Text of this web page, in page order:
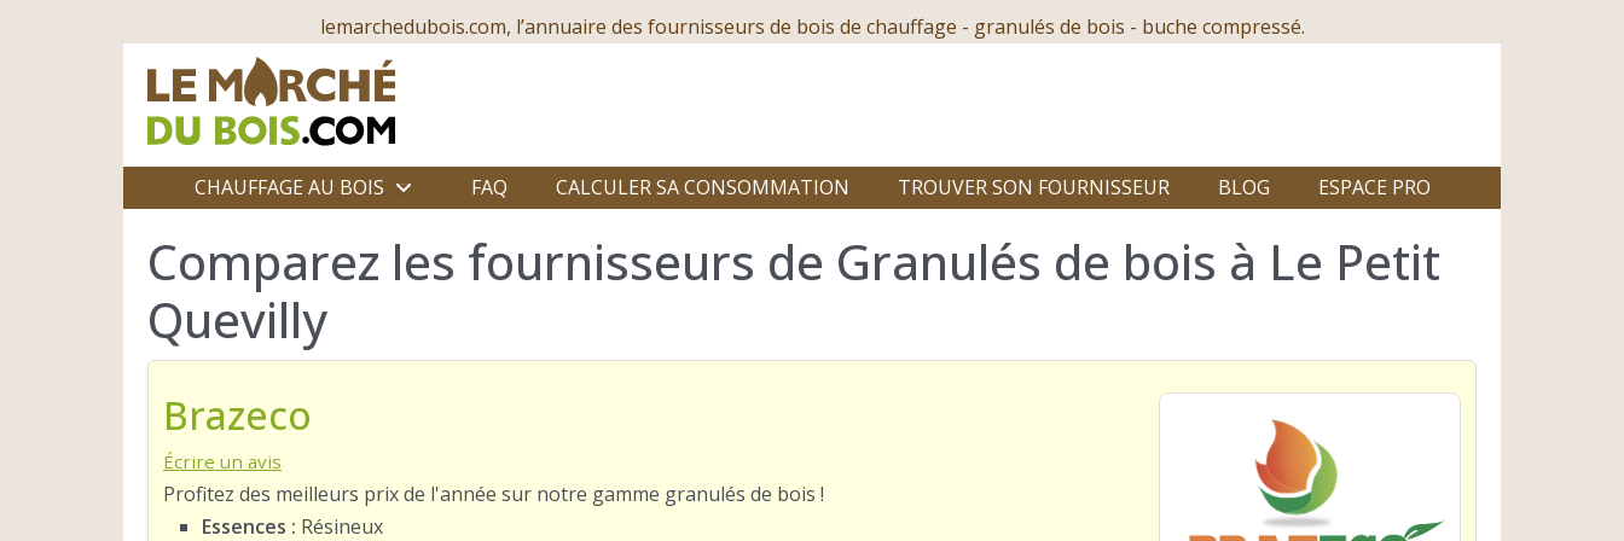
lemarchedubois.com, l’annuaire des fournisseurs de bois de chauffage - granulés de bois - buche compressé.
CHAUFFAGE AU BOIS FAQ CALCULER SA CONSOMMATION TROUVER SON FOURNISSEUR BLOG ESPACE PRO
Comparez les fournisseurs de Granulés de bois à Le Petit
Quevilly
Brazeco
Écrire un avis
Profitez des meilleurs prix de l'année sur notre gamme granulés de bois !
Essences : Résineux